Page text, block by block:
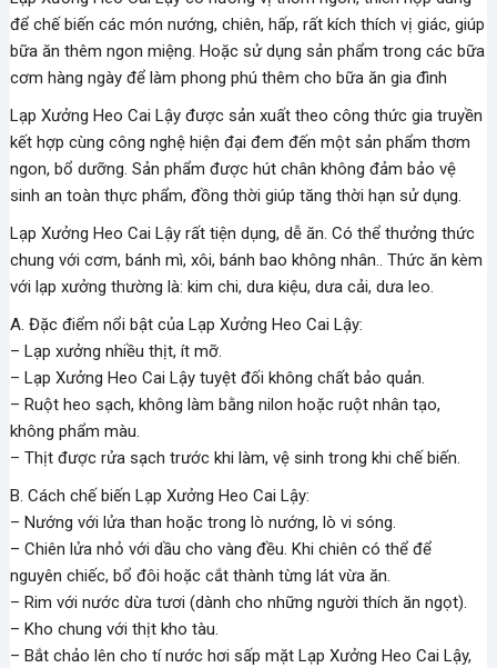
để chế biến các món nướng, chiên, hấp, rất kích thích vị giác, giúp
bữa ăn thêm ngon miệng. Hoặc sử dụng sản phẩm trong các bữa
cơm hàng ngày để làm phong phú thêm cho bữa ăn gia đình
Lạp Xưởng Heo Cai Lậy được sản xuất theo công thức gia truyền
kết hợp cùng công nghệ hiện đại đem đến một sản phẩm thơm
ngon, bổ dưỡng. Sản phẩm được hút chân không đảm bảo vệ
sinh an toàn thực phẩm, đồng thời giúp tăng thời hạn sử dụng.
Lạp Xưởng Heo Cai Lậy rất tiện dụng, dễ ăn. Có thể thưởng thức
chung với cơm, bánh mì, xôi, bánh bao không nhân.. Thức ăn kèm
với lạp xưởng thường là: kim chi, dưa kiệu, dưa cải, dưa leo.
A. Đặc điểm nổi bật của Lạp Xưởng Heo Cai Lậy:
– Lạp xưởng nhiều thịt, ít mỡ.
– Lạp Xưởng Heo Cai Lậy tuyệt đối không chất bảo quản.
– Ruột heo sạch, không làm bằng nilon hoặc ruột nhân tạo,
không phẩm màu.
– Thịt được rửa sạch trước khi làm, vệ sinh trong khi chế biến.
B. Cách chế biến Lạp Xưởng Heo Cai Lậy:
– Nướng với lửa than hoặc trong lò nướng, lò vi sóng.
– Chiên lửa nhỏ với dầu cho vàng đều. Khi chiên có thể để
nguyên chiếc, bổ đôi hoặc cắt thành từng lát vừa ăn.
– Rim với nước dừa tươi (dành cho những người thích ăn ngọt).
– Kho chung với thịt kho tàu.
– Bắt chảo lên cho tí nước hơi sấp mặt Lạp Xưởng Heo Cai Lậy,